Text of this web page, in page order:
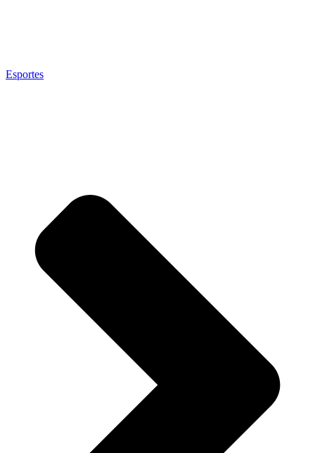
Esportes